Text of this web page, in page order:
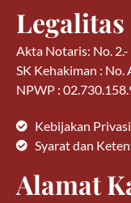
Legalitas
Akta Notaris: No. 2.-
SK Kehakiman :
NPWP :
Kebijakan Privasi
Syarat dan
Alamat